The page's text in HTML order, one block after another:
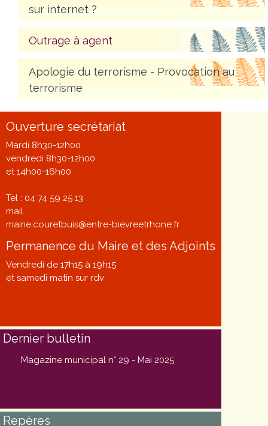
sur internet ?
Outrage à agent
Apologie du terrorisme - Provocation au
terrorisme
Ouverture secrétariat
Mardi 8h30-12h00
vendredi 8h30-12h00
et 14h00-16h00
Tel : 04 74 59 25 13
mail
mairie.couretbuis@entre-bievreetrhone.fr
Permanence du Maire et des Adjoints
Vendredi de 17h15 à 19h15
et samedi matin sur rdv
Dernier bulletin
Magazine municipal n° 29 - Mai 2025
Repères